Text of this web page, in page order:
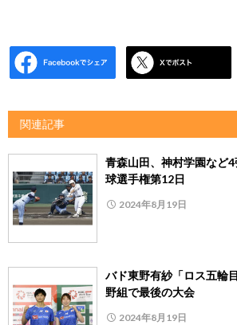
関連記事
青森山田、神村学園など
球選手権第12日
2024年8月19日
バド東野有紗「ロス五輪
野組で最後の大会
2024年8月19日